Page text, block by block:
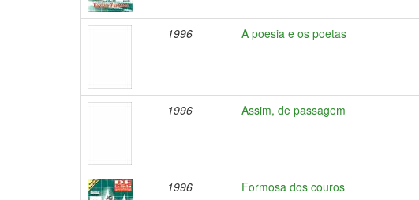
1996 A poesia e os poetas
1996 Assim, de passagem
1996 Formosa dos couros